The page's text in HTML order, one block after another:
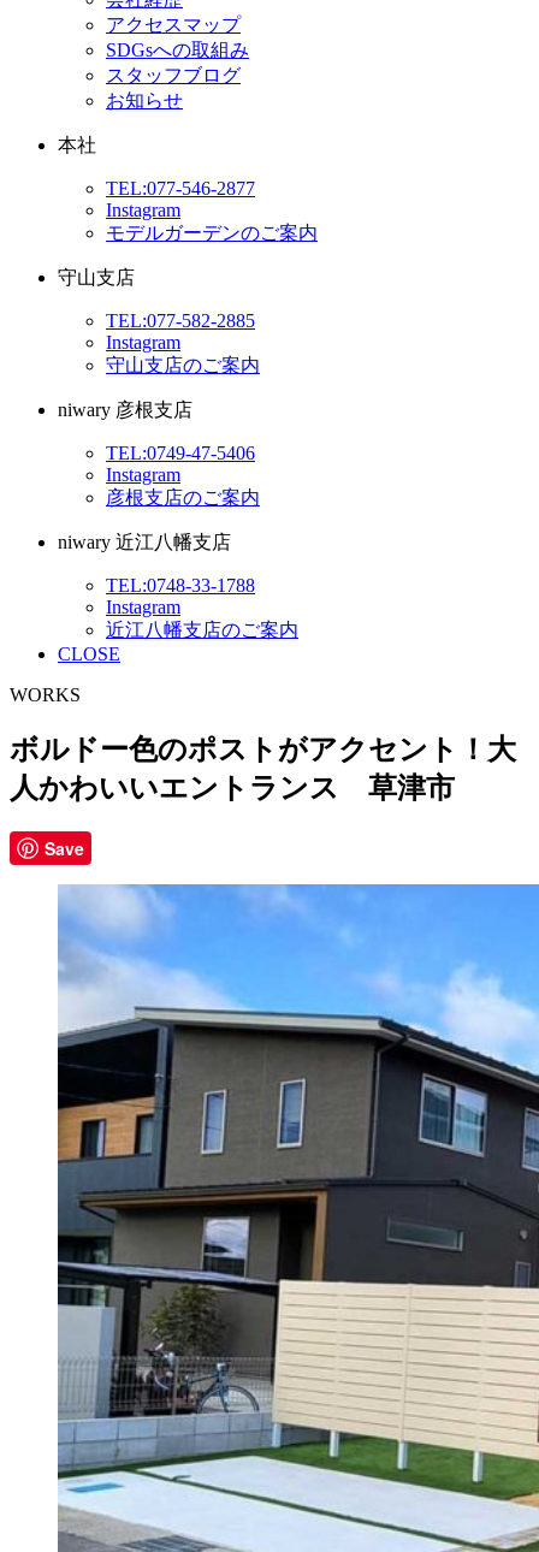
アクセスマップ
SDGsへの取組み
スタッフブログ
お知らせ
本社
TEL:077-546-2877
Instagram
モデルガーデンのご案内
守山支店
TEL:077-582-2885
Instagram
守山支店のご案内
niwary 彦根支店
TEL:0749-47-5406
Instagram
彦根支店のご案内
niwary 近江八幡支店
TEL:0748-33-1788
Instagram
近江八幡支店のご案内
CLOSE
WORKS
ボルドー色のポストがアクセント！大
人かわいいエントランス 草津市
Save